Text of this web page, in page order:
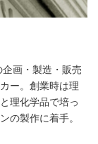
画・製造・販売
ー。創業時は理
理化学品で培っ
の製作に着手。